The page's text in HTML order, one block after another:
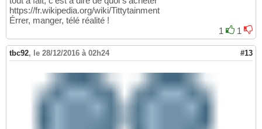
https://fr.wikipedia.org/wiki/Tittytainment
Érrer, manger, télé réalité !
1
1
tbc92, le 28/12/2016 à 02h24 #13